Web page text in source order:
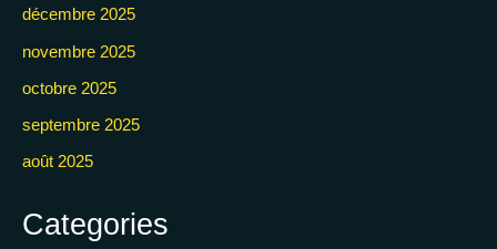
décembre 2025
novembre 2025
octobre 2025
septembre 2025
août 2025
Categories